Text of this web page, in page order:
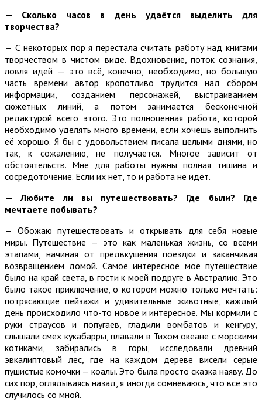
— Сколько часов в день удаётся выделить для
творчества?
— С некоторых пор я перестала считать работу над книгами
творчеством в чистом виде. Вдохновение, поток сознания,
ловля идей — это всё, конечно, необходимо, но большую
часть времени автор кропотливо трудится над сбором
информации, созданием персонажей, выстраиванием
сюжетных линий, а потом занимается бесконечной
редактурой всего этого. Это полноценная работа, которой
необходимо уделять много времени, если хочешь выполнить
её хорошо. Я бы с удовольствием писала целыми днями, но
так, к сожалению, не получается. Многое зависит от
обстоятельств. Мне для работы нужны полная тишина и
сосредоточение. Если их нет, то и работа не идёт.
— Любите ли вы путешествовать? Где были? Где
мечтаете побывать?
— Обожаю путешествовать и открывать для себя новые
миры. Путешествие — это как маленькая жизнь, со всеми
этапами, начиная от предвкушения поездки и заканчивая
возвращением домой. Самое интересное моё путешествие
было на край света, в гости к моей подруге в Австралию. Это
было такое приключение, о котором можно только мечтать:
потрясающие пейзажи и удивительные животные, каждый
день происходило что-то новое и интересное. Мы кормили с
руки страусов и попугаев, гладили вомбатов и кенгуру,
слышали смех кукабарры, плавали в Тихом океане с морскими
котиками, забирались в горы, исследовали древний
эвкалиптовый лес, где на каждом дереве висели серые
пушистые комочки — коалы. Это была просто сказка наяву. До
сих пор, оглядываясь назад, я иногда сомневаюсь, что всё это
случилось со мной.